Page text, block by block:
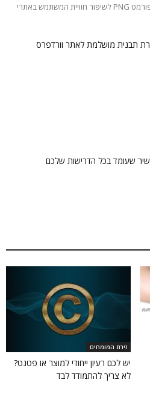
אוסף של כ-300 אייקונים למעצבים בפורמט PNG לשיפור חוויית המשתמש באתרי
זירת המומחים
יש לכם רעיון ייחודי למוצר או פטנט?
לא צריך להתמודד לבד